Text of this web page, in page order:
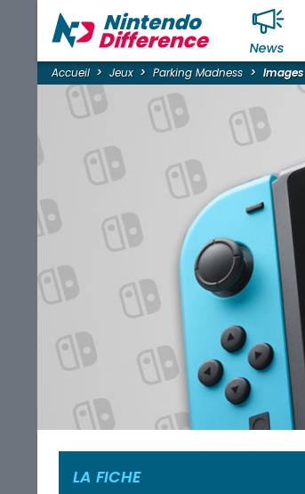
News
Accueil Jeux Parking Madness Images
LA FICHE